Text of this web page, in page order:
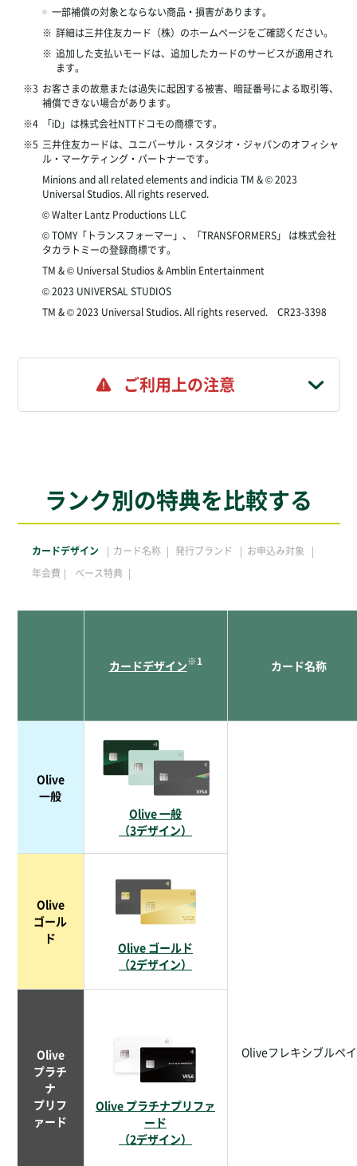
一部補償の対象とならない商品・損害があります。
※ 詳細は三井住友カード（株）のホームページをご確認ください。
※ 追加した支払いモードは、追加したカードのサービスが適用され
ます。
※3 お客さまの故意または過失に起因する被害、暗証番号による取引等、
補償できない場合があります。
※4
「iD」は株式会社NTTドコモの商標です。
※5 三井住友カードは、ユニバーサル・スタジオ・ジャパンのオフィシャ
ル・マーケティング・パートナーです。
Minions and all related elements and indicia TM & © 2023
Universal Studios. All rights reserved.
© Walter Lantz Productions LLC
© TOMY「トランスフォーマー」、「TRANSFORMERS」 は株式会社
タカラトミーの登録商標です。
TM & © Universal Studios & Amblin Entertainment
© 2023 UNIVERSAL STUDIOS
TM & © 2023 Universal Studios. All rights reserved. CR23-3398
ご利用上の注意
ランク別の特典を比較する
カードデザイン カード名称 発行ブランド
お申込み対象
年会費
ベース特典
Olive
一般
Olive
ゴール
ド
Olive
プラチ
ナ
プリフ
ァード
カードデザイン※1
Olive 一般
（3デザイン）
Olive ゴールド
（2デザイン）
Olive プラチナプリファ
ード
（2デザイン）
カード名称
Oliveフレキシブルペイ